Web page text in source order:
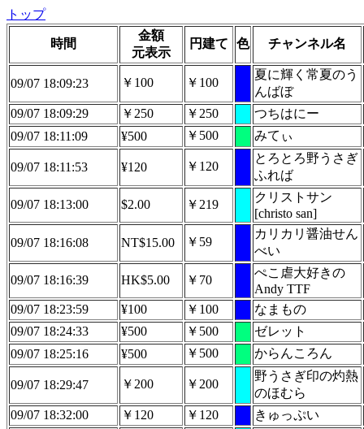
トップ
時間
金額
元表示
円建て 色 チャンネル名
09/07 18:09:23 ￥100 ￥100
夏に輝く常夏のう
んばぼ
09/07 18:09:29
￥250 ￥250
つちはにー
09/07 18:11:09
¥500 ￥500 みてぃ
09/07 18:11:53 ¥120 ￥120
とろとろ野うさぎ
ふれば
09/07 18:13:00 $2.00 ￥219
クリストサン
[christo san]
09/07 18:16:08 NT$15.00 ￥59
カリカリ醤油せん
べい
09/07 18:16:39 HK$5.00 ￥70
ぺこ虐大好きの
Andy TTF
09/07 18:23:59
¥100 ￥100
なまもの
09/07 18:24:33
¥500 ￥500
ゼレット
09/07 18:25:16
¥500 ￥500 からんころん
09/07 18:29:47 ￥200 ￥200
野うさぎ印の灼熱
のほむら
09/07 18:32:00
￥120 ￥120 きゅっぷい